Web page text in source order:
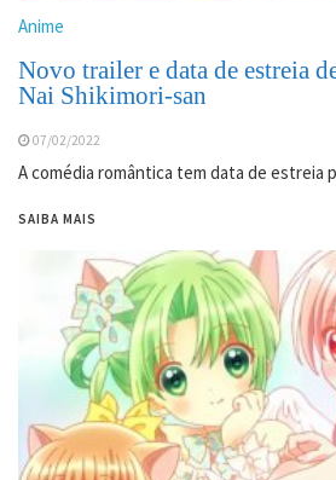
Anime
Novo trailer e data de estreia
Nai Shikimori-san
07/02/2022
A comédia romântica tem data de estreia
SAIBA MAIS